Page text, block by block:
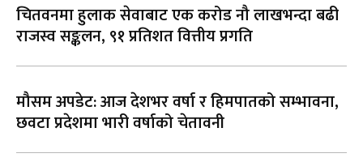
चितवनमा हुलाक सेवाबाट एक करोड नौ लाखभन्दा बढी
राजस्व सङ्कलन, ९१ प्रतिशत वित्तीय प्रगति
मौसम अपडेट: आज देशभर वर्षा र हिमपातको सम्भावना,
छवटा प्रदेशमा भारी वर्षाको चेतावनी